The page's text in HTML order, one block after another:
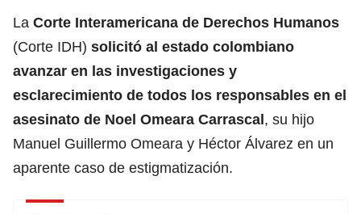
La Corte Interamericana de Derechos Humanos
(Corte IDH) solicitó al estado colombiano
avanzar en las investigaciones y
esclarecimiento de todos los responsables en el
asesinato de Noel Omeara Carrascal, su hijo
Manuel Guillermo Omeara y Héctor Álvarez en un
aparente caso de estigmatización.